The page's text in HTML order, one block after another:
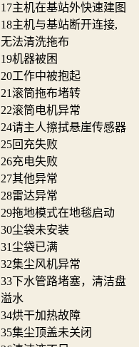
17主机在基站外快速建图
18主机与基站断开连接,
无法清洗拖布
19机器被困
20工作中被抱起
21 滚筒拖布堵转
22滚筒电机异常
24请主人擦拭悬崖传感器
25回充失败
26充电失败
27其他异常
28雷达异常
29拖地模式在地毯启动
30尘袋未安装
31 尘袋已满
32集尘风机异常
33下水管路堵塞，清洁盘
溢水
34烘干加热故障
35集尘顶盖未关闭